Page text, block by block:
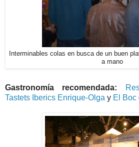
Interminables colas en busca de un buen
a mano
Gastronomía recomendada:
Tastets Iberics Enrique-Olga y El Boc